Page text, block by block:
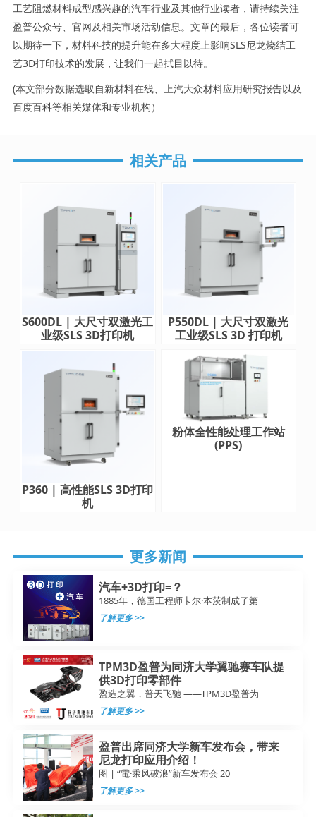
工艺阻燃材料成型感兴趣的汽车行业及其他行业读者，请持续关注
盈普公众号、官网及相关市场活动信息。文章的最后，各位读者可
以期待一下，材料科技的提升能在多大程度上影响SLS尼龙烧结工
艺3D打印技术的发展，让我们一起拭目以待。
(本文部分数据选取自新材料在线、上汽大众材料应用研究报告以及
百度百科等相关媒体和专业机构）
相关产品
S600DL | 大尺寸双激光工
业级SLS 3D打印机
P550DL | 大尺寸双激光
工业级SLS 3D 打印机
P360 | 高性能SLS 3D打印
机
粉体全性能处理工作站
(PPS)
更多新闻
汽车+3D打印=？
1885年，德国工程师卡尔·本茨制成了第
了解更多 >>
TPM3D盈普为同济大学翼驰赛车队提
供3D打印零部件
盈造之翼，普天飞驰 ——TPM3D盈普为
了解更多 >>
盈普出席同济大学新车发布会，带来
尼龙打印应用介绍！
图 | “電·乘风破浪”新车发布会 20
了解更多 >>